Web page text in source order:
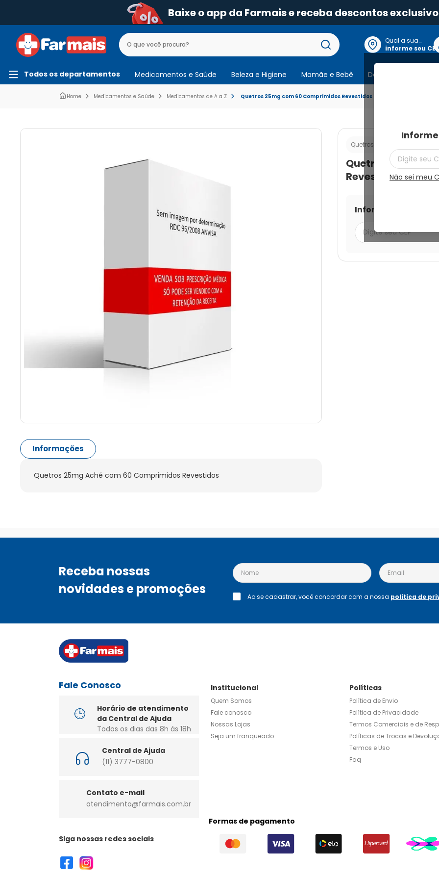
Baixe o app da Farmais e receba descontos
Qual a sua
localização?
informe seu CEP
Não sei meu
Todos os departamentos Medicamentos e Saúde Beleza e Higiene Mamãe e Bebê Dermocosmeticos
Medicamentos e Saúde Medicamentos de A a Z Quetros 25mg com 60 Comprimidos Revestidos
Informações
Quetros 25mg Aché com 60 Comprimidos Revestidos
Quetros
Quetros 25mg
Revestidos
Informe seu CEP
Receba nossas
novidades e promoções
Ao se cadastrar, você concordar com a nossa política de
Fale Conosco
Horário de atendimento
da Central de Ajuda
Todos os dias das 8h às 18h
Central de Ajuda
(11) 3777-0800
Contato e-mail
atendimento@farmais.com.br
Siga nossas redes sociais
Institucional
Quem Somos
Fale conosco
Nossas Lojas
Seja um franqueado
Políticas
Política de Envio
Política de Privacidade
Termos Comerciais e de
Políticas de Trocas e
Termos e Uso
Faq
Formas de pagamento